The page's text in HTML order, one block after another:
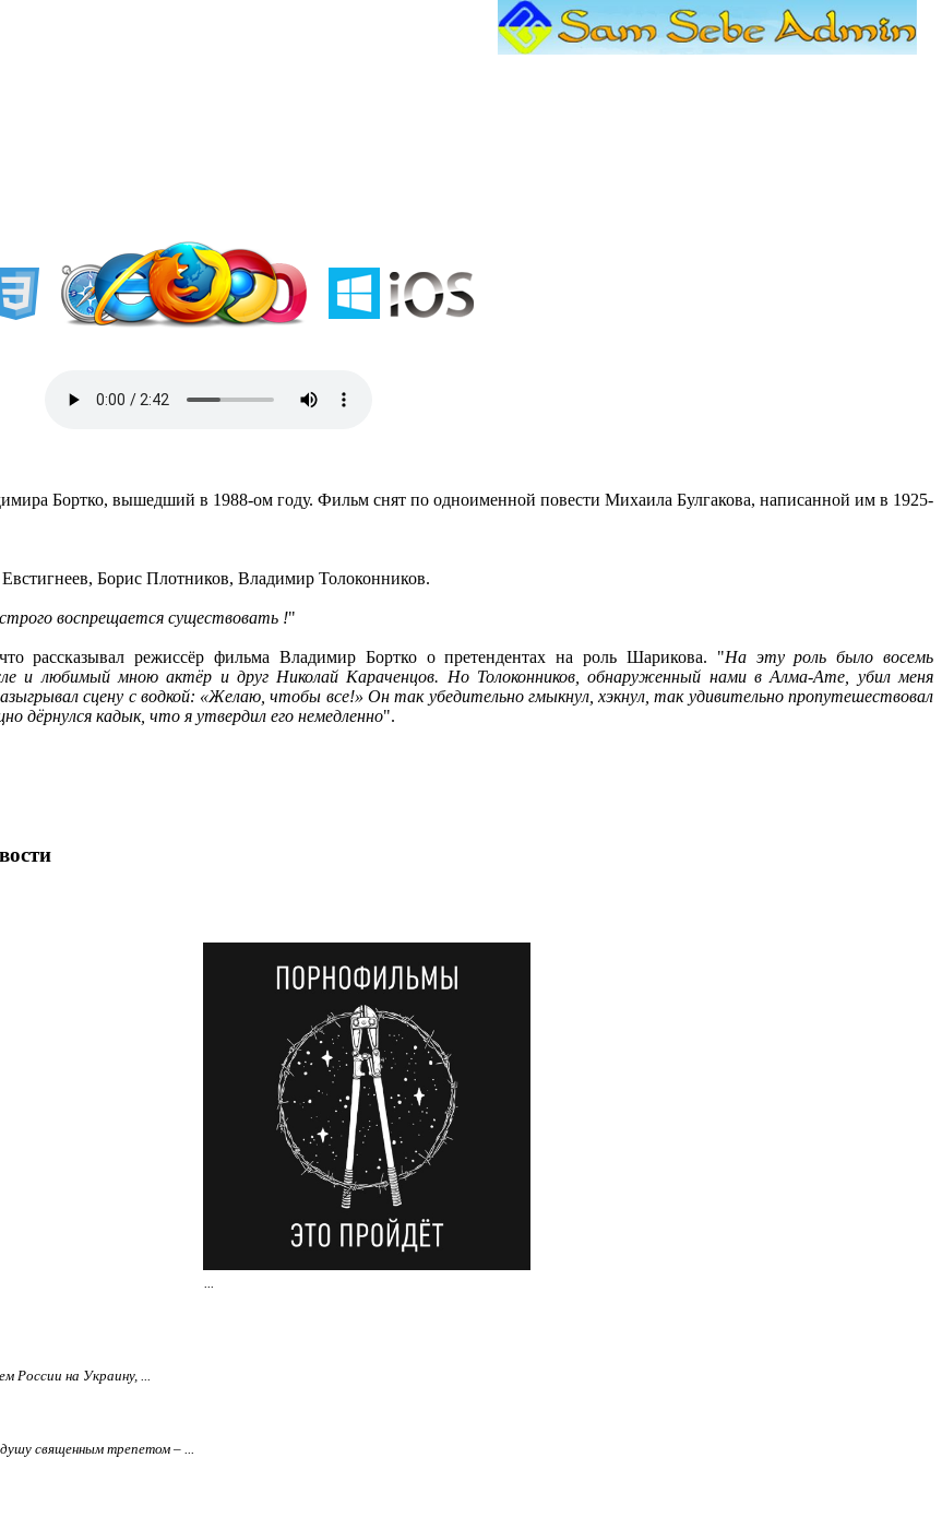
Бортко, вышедший в 1988-ом году. Фильм снят по одноименной повести Михаила Булгакова, написанной им в 1925-
Борис Плотников, Владимир Толоконников.
воспрещается существовать !"
рассказывал режиссёр фильма Владимир Бортко о претендентах на роль Шарикова. "На эту роль было восемь
и любимый мною актёр и друг Николай Караченцов. Но Толоконников, обнаруженный нами в Алма-Ате, убил меня
сцену с водкой: «Желаю, чтобы все!» Он так убедительно гмыкнул, хэкнул, так удивительно пропутешествовал
дёрнулся кадык, что я утвердил его немедленно".
...
России на Украину, ...
священным трепетом – ...